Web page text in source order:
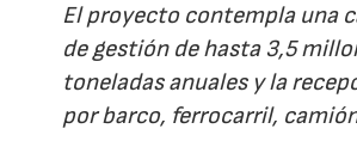
El proyecto contempla una
de gestión de hasta 3,5
toneladas anuales y la
por barco, ferrocarril,